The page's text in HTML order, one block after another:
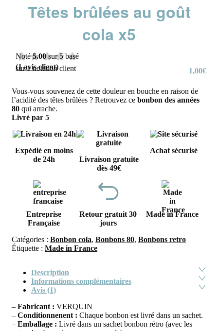
Têtes brûlées au goût
cola x5
Noté5.00 sur 5 basé
sur1notation client
(1avis client) 1,00€
Vous-vous souvenez de cette douleur en bouche en raison de
l’acidité des têtes brûlées ? Retrouvez ce bonbon des années
80 qui arrache.
Livré par 5
Expédié en moins
de 24h
Livraison gratuite
dès 49€
Achat sécurisé
Entreprise
Française
Retour gratuit 30
jours
Made in France
Catégories : Bonbon cola, Bonbons 80, Bonbons retro
Étiquette : Made in France
Description
Informations complémentaires
Avis (1)
– Fabricant : VERQUIN
– Conditionnenent : Chaque bonbon est livré dans un sachet.
– Emballage : Livré dans un sachet bonbon rétro (avec les